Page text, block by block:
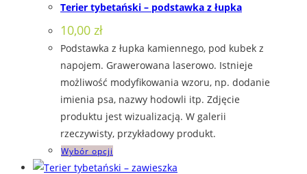
wariantów.
można
wybrać
na
stronie
produktu
Terier tybetański – podstawka z łupka
10,00 zł
Podstawka z łupka kamiennego, pod kubek z
napojem. Grawerowana laserowo. Istnieje
możliwość modyfikowania wzoru, np. dodanie
imienia psa, nazwy hodowli itp. Zdjęcie
produktu jest wizualizacją. W galerii
rzeczywisty, przykładowy produkt.
Wybór opcji
produkt